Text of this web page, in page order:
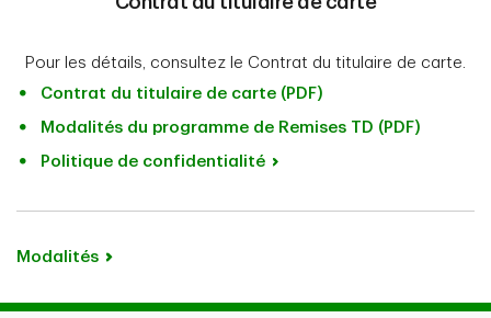
Pour les détails, consultez le Contrat du titulaire de carte.
Contrat du titulaire de carte (PDF)
Modalités du programme de Remises TD (PDF)
Politique de confidentialité
Modalités